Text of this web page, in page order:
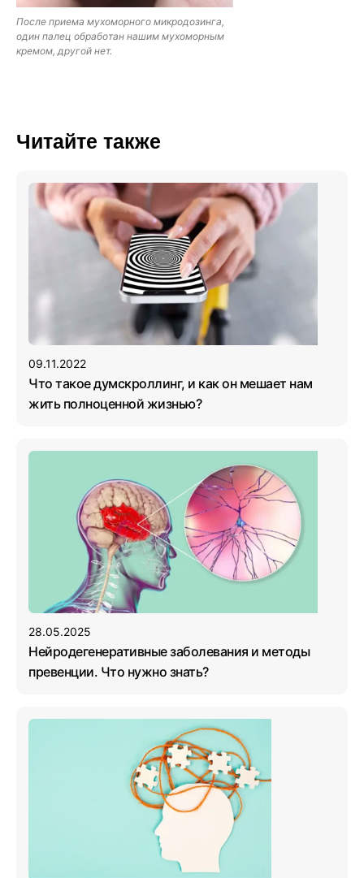
После приема мухоморного микродозинга,
один палец обработан нашим мухоморным
кремом, другой нет.
Читайте также
09.11.2022
Что такое думскроллинг, и как он мешает нам
жить полноценной жизнью?
28.05.2025
Нейродегенеративные заболевания и методы
превенции. Что нужно знать?